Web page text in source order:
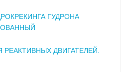
ГУДРОНА
РЕАКТИВНЫХ ДВИГАТЕЛЕЙ.